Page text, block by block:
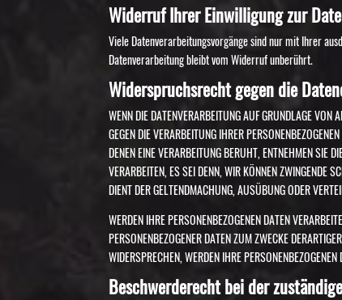
Widerruf Ihrer Einwilligung zur
Viele Datenverarbeitungsvorgänge sind nur mit Ihrer
Datenverarbeitung bleibt vom Widerruf unberührt.
Widerspruchsrecht gegen die
WENN DIE DATENVERARBEITUNG AUF GRUNDLAGE
GEGEN DIE VERARBEITUNG IHRER
DENEN EINE VERARBEITUNG BERUHT, ENTNEHMEN SIE
VERARBEITEN, ES SEI DENN, WIR KÖNNEN ZWINGENDE
DIENT DER GELTENDMACHUNG, AUSÜBUNG ODER
WERDEN IHRE PERSONENBEZOGENEN DATEN
PERSONENBEZOGENER DATEN ZUM ZWECKE
WIDERSPRECHEN, WERDEN IHRE
Beschwerde­recht bei der